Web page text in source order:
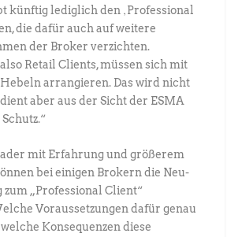
künftig lediglich den ‚Professional
die dafür auch auf weitere
der Broker verzichten.
Retail Clients, müssen sich mit
arrangieren. Das wird nicht
aber aus der Sicht der ESMA
mit Erfahrung und größerem
bei einigen Brokern die Neu-
„Professional Client“
Voraussetzungen dafür genau
Konsequenzen diese